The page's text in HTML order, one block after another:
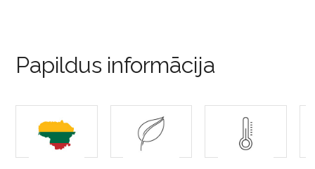
Papildus informācija